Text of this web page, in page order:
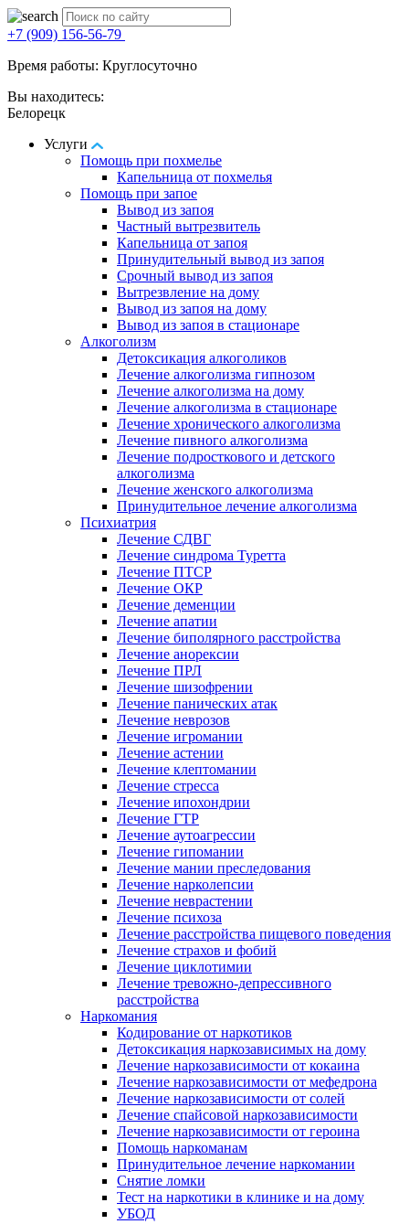
+7 (909) 156-56-79
Время работы: Круглосуточно
Вы находитесь:
Белорецк
Услуги
Помощь при похмелье
Капельница от похмелья
Помощь при запое
Вывод из запоя
Частный вытрезвитель
Капельница от запоя
Принудительный вывод из запоя
Срочный вывод из запоя
Вытрезвление на дому
Вывод из запоя на дому
Вывод из запоя в стационаре
Алкоголизм
Детоксикация алкоголиков
Лечение алкоголизма гипнозом
Лечение алкоголизма на дому
Лечение алкоголизма в стационаре
Лечение хронического алкоголизма
Лечение пивного алкоголизма
Лечение подросткового и детского
алкоголизма
Лечение женского алкоголизма
Принудительное лечение алкоголизма
Психиатрия
Лечение СДВГ
Лечение синдрома Туретта
Лечение ПТСР
Лечение ОКР
Лечение деменции
Лечение апатии
Лечение биполярного расстройства
Лечение анорексии
Лечение ПРЛ
Лечение шизофрении
Лечение панических атак
Лечение неврозов
Лечение игромании
Лечение астении
Лечение клептомании
Лечение стресса
Лечение ипохондрии
Лечение ГТР
Лечение аутоагрессии
Лечение гипомании
Лечение мании преследования
Лечение нарколепсии
Лечение неврастении
Лечение психоза
Лечение расстройства пищевого поведения
Лечение страхов и фобий
Лечение циклотимии
Лечение тревожно-депрессивного
расстройства
Наркомания
Кодирование от наркотиков
Детоксикация наркозависимых на дому
Лечение наркозависимости от кокаина
Лечение наркозависимости от мефедрона
Лечение наркозависимости от солей
Лечение спайсовой наркозависимости
Лечение наркозависимости от героина
Помощь наркоманам
Принудительное лечение наркомании
Снятие ломки
Тест на наркотики в клинике и на дому
УБОД